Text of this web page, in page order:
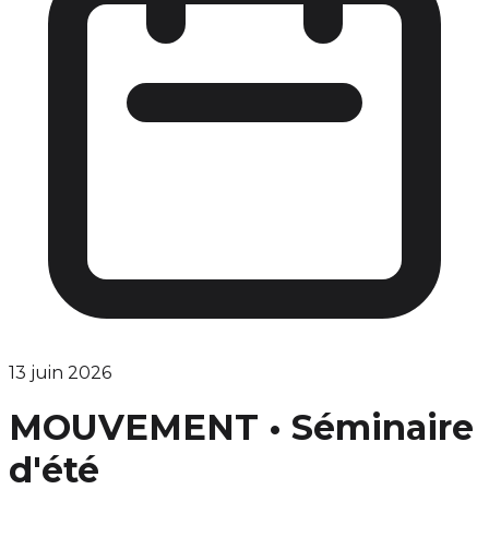
13 juin 2026
MOUVEMENT • Séminaire
d'été